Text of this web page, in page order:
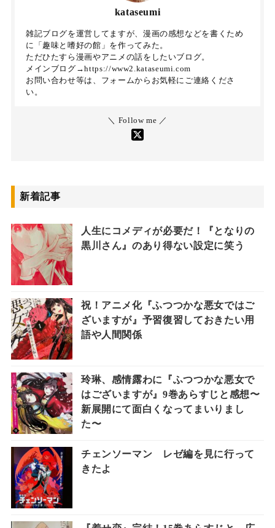
kataseumi
雑記ブログを運営してますが、漫画の感想などを書くため
に「趣味と嗜好の館」を作ってみた。
ただひたすら漫画やアニメの話をしたいブログ。
メインブログ→https://www2.kataseumi.com
お問い合わせ等は、フォームからお気軽にご連絡くださ
い。
＼ Follow me ／
新着記事
人生にコメディが必要だ！『となりの
黒川さん』のあり得ない設定に笑う
祝！アニメ化『ふつつかな悪女ではご
ざいますが』予習復習しておきたい用
語や人間関係
玲琳、感情露わに『ふつつかな悪女で
はございますが』9巻あらすじと感想〜
新展開にて面白くなってまいりまし
た〜
チェンソーマン レゼ編を見に行って
きたよ